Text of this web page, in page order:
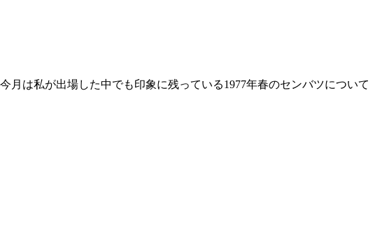
は私が出場した中でも印象に残っている1977年春のセンバツについて